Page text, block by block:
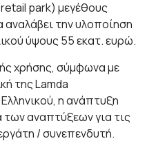
park) μεγέθους
αναλάβει την υλοποίηση
ύψους 55 εκατ. ευρώ.
χρήσης, σύμφωνα με
της Lamda
η ανάπτυξη
των αναπτύξεων για τις
/ συνεπενδυτή.